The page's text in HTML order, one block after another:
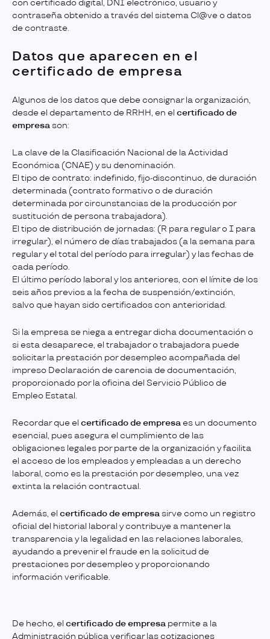
con certificado digital, DNI electrónico, usuario y
contraseña obtenido a través del sistema Cl@ve o datos
de contraste.
Datos que aparecen en el
certificado de empresa
Algunos de los datos que debe consignar la organización,
desde el departamento de RRHH, en el certificado de
empresa son:
La clave de la Clasificación Nacional de la Actividad
Económica (CNAE) y su denominación.
El tipo de contrato: indefinido, fijo-discontinuo, de duración
determinada (contrato formativo o de duración
determinada por circunstancias de la producción por
sustitución de persona trabajadora).
El tipo de distribución de jornadas: (R para regular o I para
irregular), el número de días trabajados (a la semana para
regular y el total del período para irregular) y las fechas de
cada período.
El último período laboral y los anteriores, con el límite de los
seis años previos a la fecha de suspensión/extinción,
salvo que hayan sido certificados con anterioridad.
Si la empresa se niega a entregar dicha documentación o
si esta desaparece, el trabajador o trabajadora puede
solicitar la prestación por desempleo acompañada del
impreso Declaración de carencia de documentación,
proporcionado por la oficina del Servicio Público de
Empleo Estatal.
Recordar que el certificado de empresa es un documento
esencial, pues asegura el cumplimiento de las
obligaciones legales por parte de la organización y facilita
el acceso de los empleados y empleadas a un derecho
laboral, como es la prestación por desempleo, una vez
extinta la relación contractual.
Además, el certificado de empresa sirve como un registro
oficial del historial laboral y contribuye a mantener la
transparencia y la legalidad en las relaciones laborales,
ayudando a prevenir el fraude en la solicitud de
prestaciones por desempleo y proporcionando
información verificable.
De hecho, el certificado de empresa permite a la
Administración pública verificar las cotizaciones